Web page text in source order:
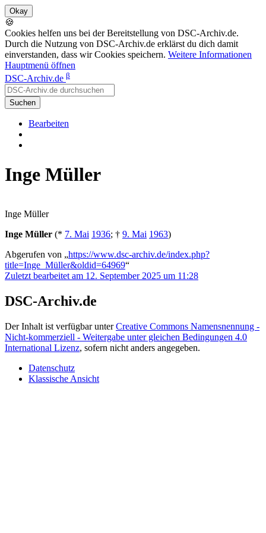
🍪
Cookies helfen uns bei der Bereitstellung von DSC-Archiv.de.
Durch die Nutzung von DSC-Archiv.de erklärst du dich damit
einverstanden, dass wir Cookies speichern. Weitere Informationen
Hauptmenü öffnen
DSC-Archiv.de β
Suchen
Bearbeiten
Inge Müller
Inge Müller
Inge Müller (* 7. Mai 1936; † 9. Mai 1963)
Abgerufen von „https://www.dsc-archiv.de/index.php?
title=Inge_Müller&oldid=64969“
Zuletzt bearbeitet am 12. September 2025 um 11:28
DSC-Archiv.de
Der Inhalt ist verfügbar unterCreative Commons Namensnennung -
Nicht-kommerziell - Weitergabe unter gleichen Bedingungen 4.0
International Lizenz, sofern nicht anders angegeben.
Datenschutz
Klassische Ansicht